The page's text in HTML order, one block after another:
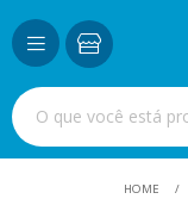
HOME